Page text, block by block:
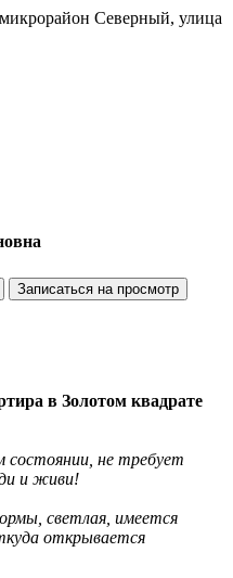
Северный, улица
Записаться на просмотр
в Золотом квадрате
состоянии, не требует
и живи!
светлая, имеется
открывается